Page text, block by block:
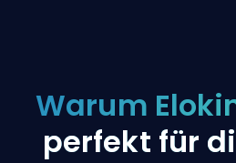
Warum
perfekt für